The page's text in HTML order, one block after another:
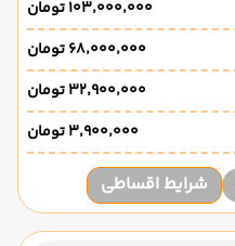
۱۰۳٬۰۰۰٬۰۰۰ تومان
۶۸٬۰۰۰٬۰۰۰ تومان
۳۲٬۹۰۰٬۰۰۰ تومان
۳٬۹۰۰٬۰۰۰ تومان
شرایط اقساطی